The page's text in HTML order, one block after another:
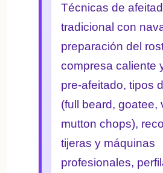
Técnicas de
tradicional con
preparación del
compresa caliente
pre-afeitado, tipos
(full beard, goatee,
mutton chops),
tijeras y máquinas
profesionales,